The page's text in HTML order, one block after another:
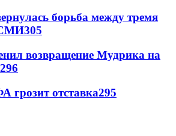
борьба между тремя
305
возвращение Мудрика на
296
грозит отставка295